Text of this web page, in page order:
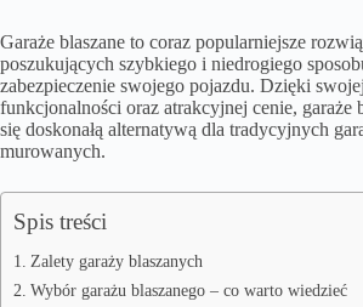
Garaże blaszane to coraz popularniejsze
poszukujących szybkiego i niedrogiego
zabezpieczenie swojego pojazdu. Dzięki
funkcjonalności oraz atrakcyjnej cenie, garaże
się doskonałą alternatywą dla tradycyjnych
murowanych.
Spis treści
Zalety garaży blaszanych
Wybór garażu blaszanego – co warto wiedzieć